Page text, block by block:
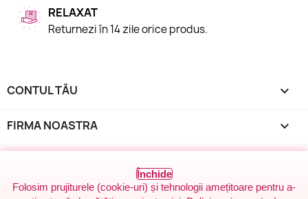
RELAXAT
Returnezi în 14 zile orice produs.
CONTUL TĂU 
FIRMA NOASTRA 
Folosim prujiturele (cookie-uri) și tehnologii amețitoare pentru a-
Închide
© 2026 - Mărgele, accesorii, FIMO - de mulți ani până în